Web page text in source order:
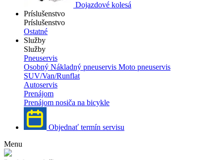
Dojazdové kolesá
Príslušenstvo
Príslušenstvo
Ostatné
Služby
Služby
Pneuservis
Osobný Nákladný pneuservis Moto pneuservis
SUV/Van/Runflat
Autoservis
Prenájom
Prenájom nosiča na bicykle
Objednať termín servisu
Menu